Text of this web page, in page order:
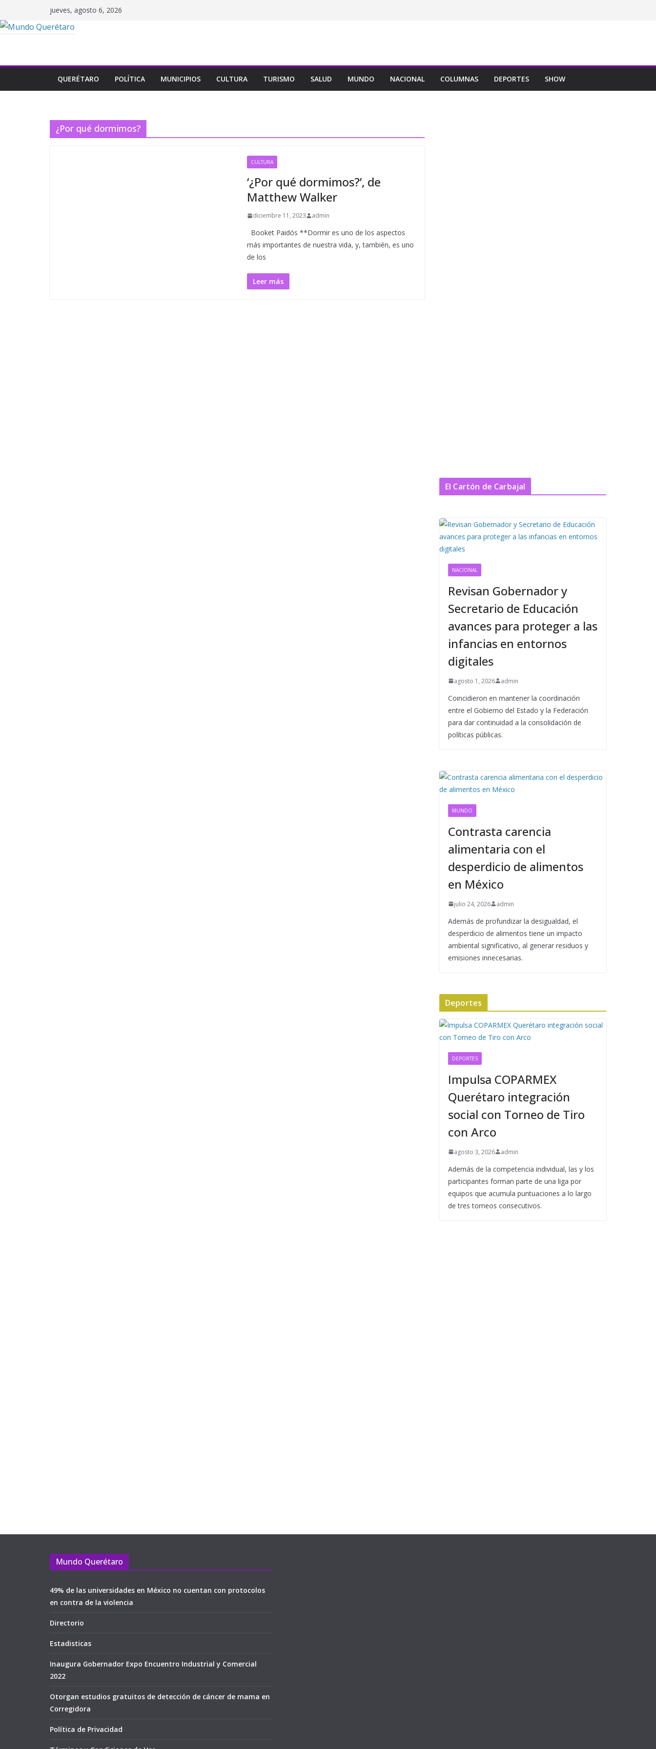
al
contenido
jueves, agosto 6, 2026
QUERÉTARO POLÍTICA MUNICIPIOS CULTURA TURISMO SALUD MUNDO NACIONAL COLUMNAS DEPORTES SHOW
¿Por qué dormimos?
CULTURA
‘¿Por qué dormimos?’, de
Matthew Walker
diciembre 11, 2023 admin
Booket Paidós **Dormir es uno de los aspectos
más importantes de nuestra vida, y, también, es uno
de los
Leer más
El Cartón de Carbajal
NACIONAL
Revisan Gobernador y
Secretario de Educación
avances para proteger a las
infancias en entornos
digitales
agosto 1, 2026 admin
Coincidieron en mantener la coordinación
entre el Gobierno del Estado y la Federación
para dar continuidad a la consolidación de
políticas públicas.
MUNDO
Contrasta carencia
alimentaria con el
desperdicio de alimentos
en México
julio 24, 2026 admin
Además de profundizar la desigualdad, el
desperdicio de alimentos tiene un impacto
ambiental significativo, al generar residuos y
emisiones innecesarias.
Deportes
DEPORTES
Impulsa COPARMEX
Querétaro integración
social con Torneo de Tiro
con Arco
agosto 3, 2026 admin
Además de la competencia individual, las y los
participantes forman parte de una liga por
equipos que acumula puntuaciones a lo largo
de tres torneos consecutivos.
Mundo Querétaro
49% de las universidades en México no cuentan con protocolos
en contra de la violencia
Directorio
Estadisticas
Inaugura Gobernador Expo Encuentro Industrial y Comercial
2022
Otorgan estudios gratuitos de detección de cáncer de mama en
Corregidora
Política de Privacidad